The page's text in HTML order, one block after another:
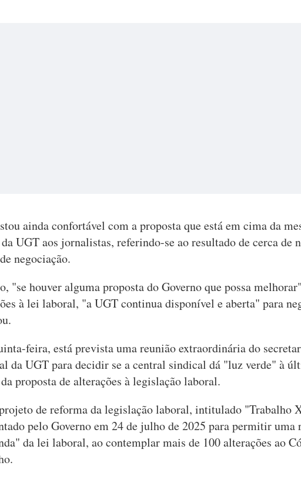
ainda confortável com a proposta que está em cima da
UGT aos jornalistas, referindo-se ao resultado de cerca de
negociação.
"se houver alguma proposta do Governo que possa
à lei laboral, "a UGT continua disponível e aberta" para
feira, está prevista uma reunião extraordinária do
da UGT para decidir se a central sindical dá "luz verde" à
proposta de alterações à legislação laboral.
de reforma da legislação laboral, intitulado "Trabalho
pelo Governo em 24 de julho de 2025 para permitir uma
da lei laboral, ao contemplar mais de 100 alterações ao